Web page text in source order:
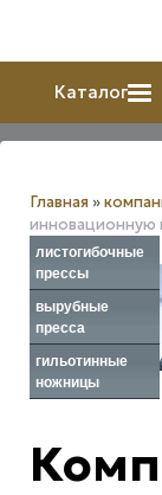
Каталог
Главная »
инновационную
листогибочные
прессы
вырубные
пресса
гильотинные
ножницы